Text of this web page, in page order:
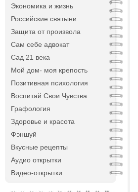
Экономика и жизнь
Российские святыни
Защита от произвола
Сам себе адвокат
Сад 21 века
Мой дом- моя крепость
Позитивная психология
Воспитай Свои Чувства
Графология
Здоровье и красота
Фэншуй
Вкусные рецепты
Аудио открытки
Видео-открытки